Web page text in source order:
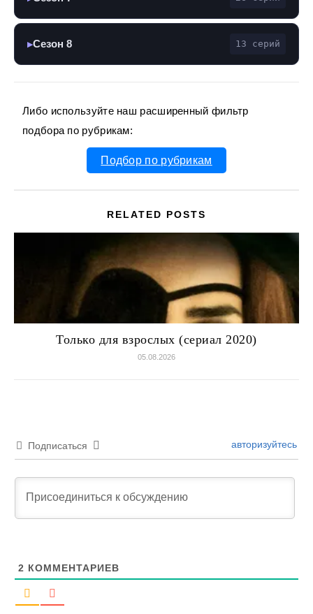
▶Сезон 8 13 серий
Либо используйте наш расширенный фильтр
подбора по рубрикам:
Подбор по рубрикам
RELATED POSTS
Только для взрослых (сериал 2020)
05.08.2026
Подписаться авторизуйтесь
2 КОММЕНТАРИЕВ